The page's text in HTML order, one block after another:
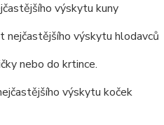
výskytu kuny
výskytu hlodavců
nebo do krtince.
výskytu koček